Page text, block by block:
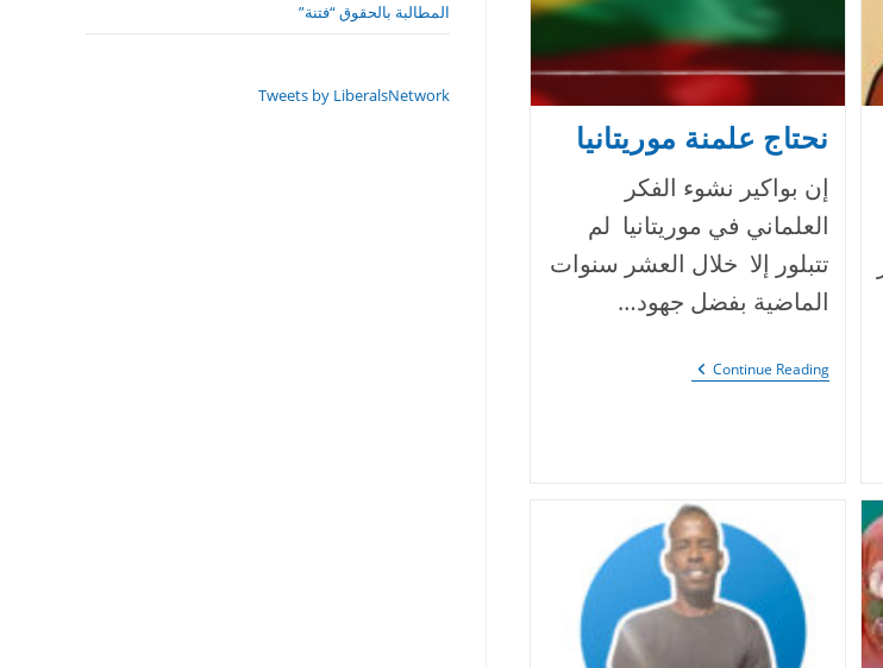
نحتاج علمنة موريتانيا
إن بواكير نشوء الفكر
العلماني في موريتانيا لم
تتبلور إلا خلال العشر سنوات
الماضية بفضل جهود…
Continue Readingنحتاج
علمنة
المطالبة بالحقوق “فتنة”
Tweets by LiberalsNetwork